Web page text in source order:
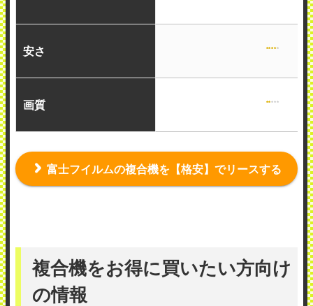
安さ
画質
富士フイルムの複合機を【格安】でリースする
複合機をお得に買いたい方向け
の情報